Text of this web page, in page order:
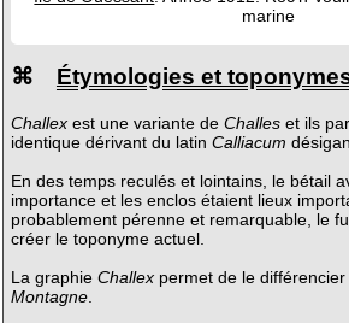
marine
⌘ Étymologies et
Challexest une variante de Challeset ils
identique dérivant du latin Calliacum
En des temps reculés et lointains, le bétail
importance et les enclos étaient lieux
probablement pérenne et remarquable, le
créer le toponyme actuel.
La graphie Challexpermet de le différencier
Montagne.